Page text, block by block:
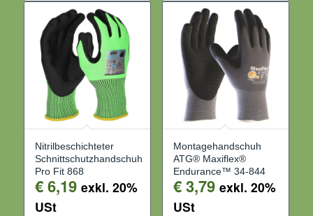
Nitrilbeschichteter
Schnittschutzhandschuh
Pro Fit 868
€6,19 exkl. 20%
USt
Montagehandschuh
ATG® Maxiflex®
Endurance™ 34-844
€3,79 exkl. 20%
USt